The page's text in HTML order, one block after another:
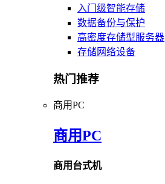
入门级智能存储
数据备份与保护
高密度存储型服务器
存储网络设备
热门推荐
商用PC
商用PC
商用台式机